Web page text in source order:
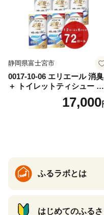
静岡県富士宮市
0017-10-06 エリエール 消臭
＋ トイレットティシュー し
っかり香るフレッシュクリア
の香り ダブル 12ロール×6
17,000
ふるラボとは
はじめてのふる